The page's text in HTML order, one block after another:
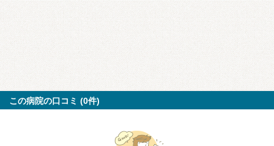
この病院の口コミ (0件)